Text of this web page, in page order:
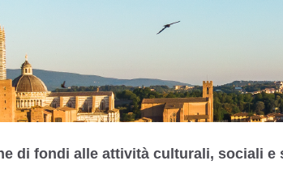
di fondi alle attività culturali, sociali